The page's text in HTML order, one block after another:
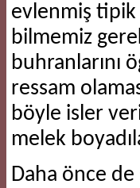
evlenmiş tipik
bilmemiz
buhranlarını
ressam
böyle isler
melek
​Daha önce